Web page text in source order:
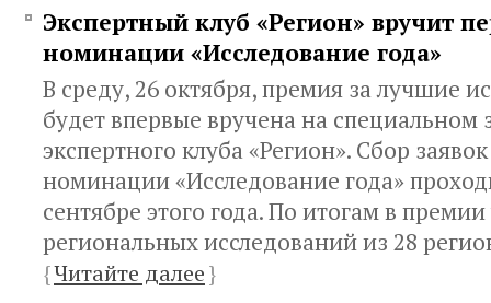
Экспертный клуб «Регион» вручит
номинации «Исследование года»
В среду, 26 октября, премия за лучшие
будет впервые вручена на специальном
экспертного клуба «Регион». Сбор
номинации «Исследование года»
сентябре этого года. По итогам в
региональных исследований из 28
{Читайте далее}